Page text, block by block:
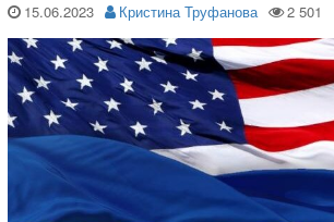
15.06.2023 Кристина Труфанова